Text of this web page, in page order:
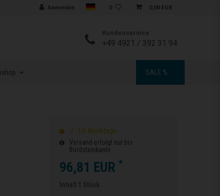
Anmelden Sprache auswählen
0 0,00 EUR
Kundenservice
+49 4921 / 392 31 94
SALE %
7 -10 Werktage
Versand erfolgt nur bis
Bordsteinkante
96,81 EUR *
Inhalt 1 Stück